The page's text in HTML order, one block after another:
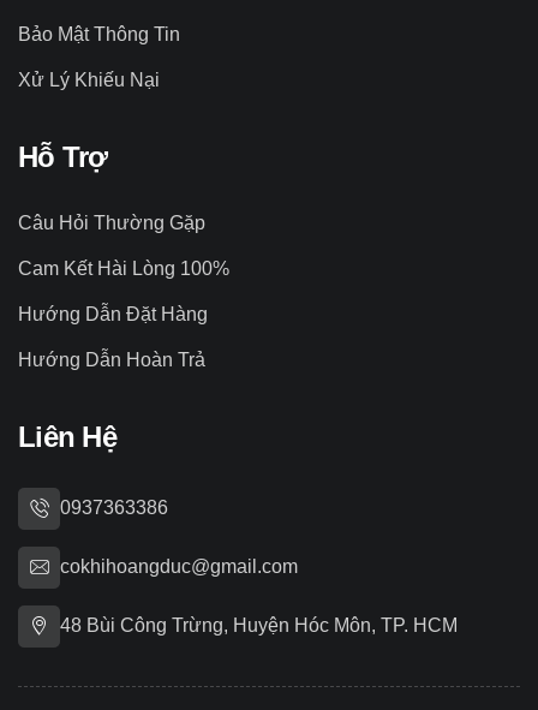
Bảo Mật Thông Tin
Xử Lý Khiếu Nại
Hỗ Trợ
Câu Hỏi Thường Gặp
Cam Kết Hài Lòng 100%
Hướng Dẫn Đặt Hàng
Hướng Dẫn Hoàn Trả
Liên Hệ
0937363386
cokhihoangduc@gmail.com
48 Bùi Công Trừng, Huyện Hóc Môn, TP. HCM